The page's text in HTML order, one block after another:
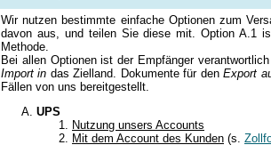
Wir nutzen bestimmte einfache Optionen zum
davon aus, und teilen Sie diese mit. Option A.1
Methode.
Bei allen Optionen ist der Empfänger
Import in das Zielland. Dokumente für denExport
Fällen von uns bereitgestellt.
UPS
Nutzung unsers Accounts
Mit dem Account des Kunden (s.